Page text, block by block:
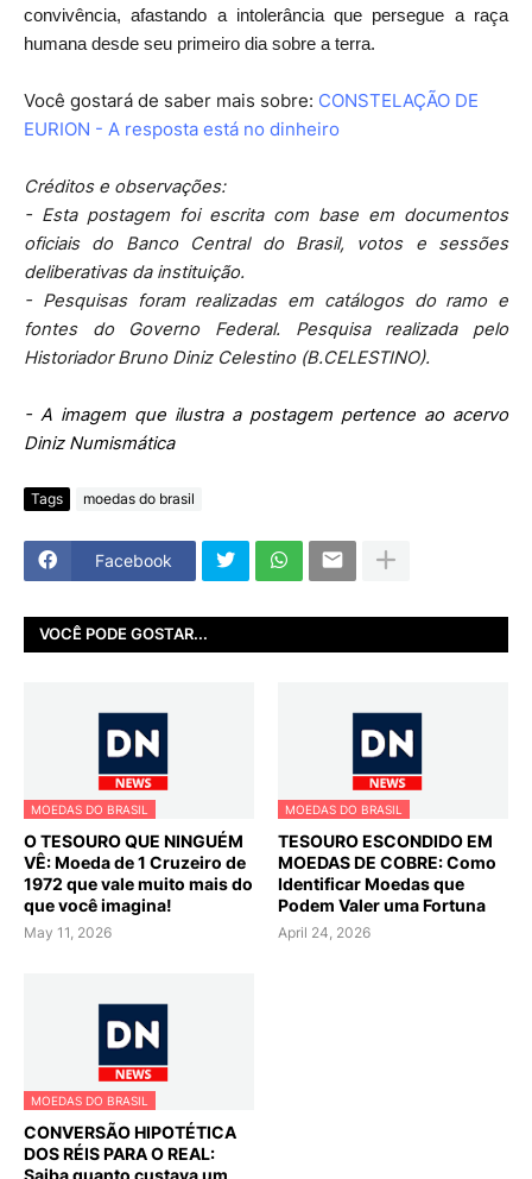
convivência, afastando a intolerância que persegue a raça
humana desde seu primeiro dia sobre a terra.
Você gostará de saber mais sobre: CONSTELAÇÃO DE
EURION - A resposta está no dinheiro
Créditos e observações:
- Esta postagem foi escrita com base em documentos
oficiais do Banco Central do Brasil, votos e sessões
deliberativas da instituição.
- Pesquisas foram realizadas em catálogos do ramo e
fontes do Governo Federal. Pesquisa realizada pelo
Historiador Bruno Diniz Celestino (B.CELESTINO).
- A imagem que ilustra a postagem pertence ao acervo
Diniz Numismática
Tags moedas do brasil
Facebook
VOCÊ PODE GOSTAR...
MOEDAS DO BRASIL
O TESOURO QUE NINGUÉM
VÊ: Moeda de 1 Cruzeiro de
1972 que vale muito mais do
que você imagina!
May 11, 2026
MOEDAS DO BRASIL
TESOURO ESCONDIDO EM
MOEDAS DE COBRE: Como
Identificar Moedas que
Podem Valer uma Fortuna
April 24, 2026
MOEDAS DO BRASIL
CONVERSÃO HIPOTÉTICA
DOS RÉIS PARA O REAL:
Saiba quanto custava um